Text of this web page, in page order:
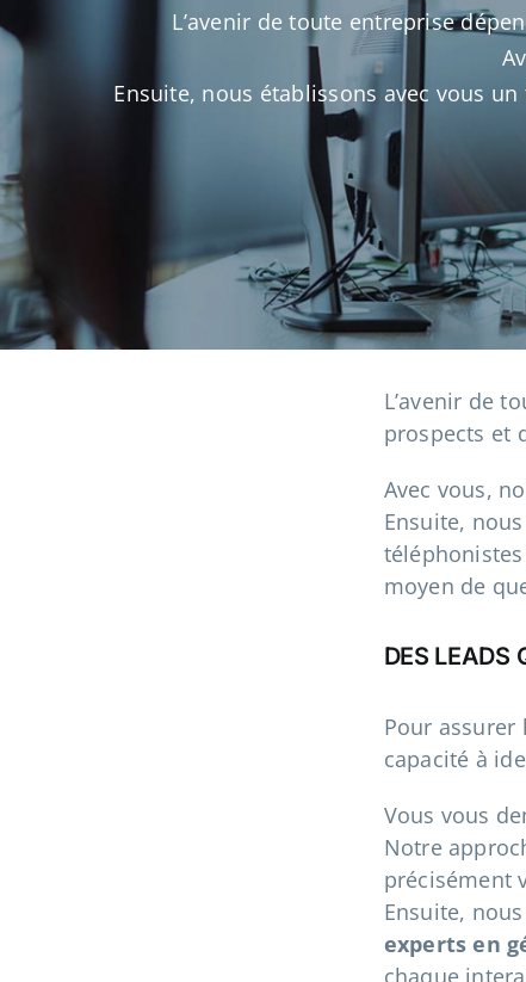
L’avenir de toute entreprise
Ensuite, nous établissons avec vous
L’avenir de
prospects et
Avec vous,
Ensuite,
moyen de
DES LEADS
Pour
capacité à
Vous vous
Notre
précisément
Ensuite,
experts en
chaque